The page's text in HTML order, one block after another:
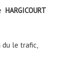
HARGICOURT
du le trafic,